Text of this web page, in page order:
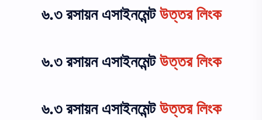
৬.৩ রসায়ন এসাইনমেন্টউত্তর লিংক
৬.৩ রসায়ন এসাইনমেন্টউত্তর লিংক
৬.৩ রসায়ন এসাইনমেন্টউত্তর লিংক